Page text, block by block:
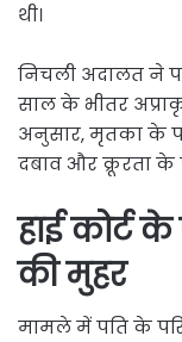
थी।
निचली अदालत ने
साल के भीतर
अनुसार, मृतका के
दबाव और क्रूरता के
हाई कोर्ट
की मुहर
मामले में पति के